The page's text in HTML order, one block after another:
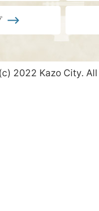
2022 Kazo City.